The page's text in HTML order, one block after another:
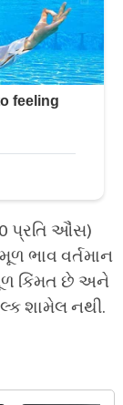
પ્રતિ ઔંસ)
ભાવ વર્તમાન
કિંમત છે અને
શામેલ નથી.